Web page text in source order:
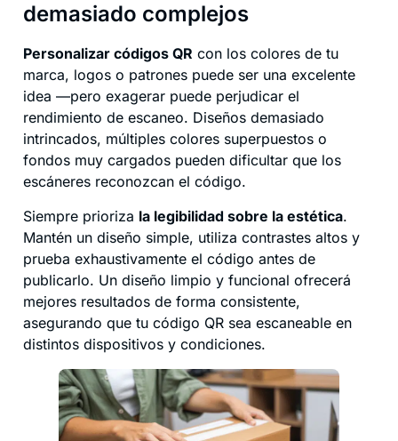
demasiado complejos
Personalizar códigos QR con los colores de tu
marca, logos o patrones puede ser una excelente
idea —pero exagerar puede perjudicar el
rendimiento de escaneo. Diseños demasiado
intrincados, múltiples colores superpuestos o
fondos muy cargados pueden dificultar que los
escáneres reconozcan el código.
Siempre prioriza la legibilidad sobre la estética.
Mantén un diseño simple, utiliza contrastes altos y
prueba exhaustivamente el código antes de
publicarlo. Un diseño limpio y funcional ofrecerá
mejores resultados de forma consistente,
asegurando que tu código QR sea escaneable en
distintos dispositivos y condiciones.